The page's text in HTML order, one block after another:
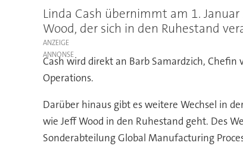
Linda Cash übernimmt am 1.
Wood, der sich in den Ruhestand
ANZEIGE
Cash wird direkt an Barb Samardzich,
Operations.
Darüber hinaus gibt es weitere Wechsel in
wie Jeff Wood in den Ruhestand geht. Des
Sonderabteilung Global Manufacturing